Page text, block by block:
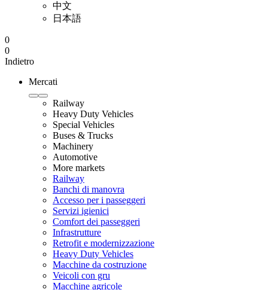
中文
日本語
0
0
Indietro
Mercati
Railway
Heavy Duty Vehicles
Special Vehicles
Buses & Trucks
Machinery
Automotive
More markets
Railway
Banchi di manovra
Accesso per i passeggeri
Servizi igienici
Comfort dei passeggeri
Infrastrutture
Retrofit e modernizzazione
Heavy Duty Vehicles
Macchine da costruzione
Veicoli con gru
Macchine agricole